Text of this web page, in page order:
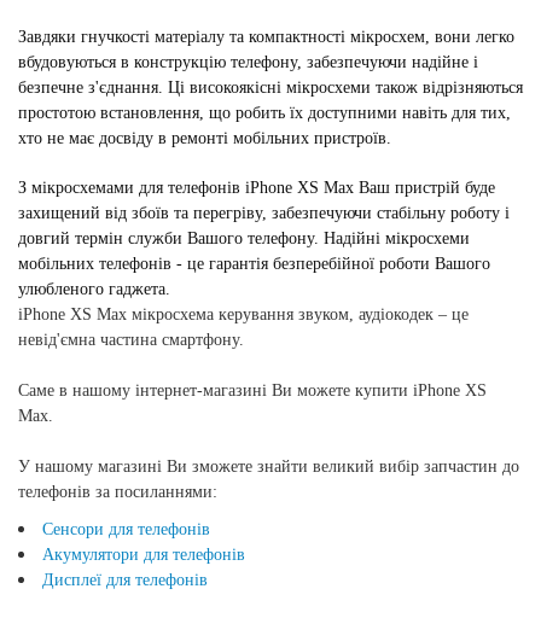
Завдяки гнучкості матеріалу та компактності мікросхем, вони легко
вбудовуються в конструкцію телефону, забезпечуючи надійне і
безпечне з'єднання. Ці високоякісні мікросхеми також відрізняються
простотою встановлення, що робить їх доступними навіть для тих,
хто не має досвіду в ремонті мобільних пристроїв.
З мікросхемами для телефонів iPhone XS Max Ваш пристрій буде
захищений від збоїв та перегріву, забезпечуючи стабільну роботу і
довгий термін служби Вашого телефону. Надійні мікросхеми
мобільних телефонів - це гарантія безперебійної роботи Вашого
улюбленого гаджета.
iPhone XS Max мікросхема керування звуком, аудіокодек – це
невід'ємна частина смартфону.
Саме в нашому інтернет-магазині Ви можете купити iPhone XS
Max.
У нашому магазині Ви зможете знайти великий вибір запчастин до
телефонів за посиланнями:
Сенсори для телефонів
Акумулятори для телефонів
Дисплеї для телефонів